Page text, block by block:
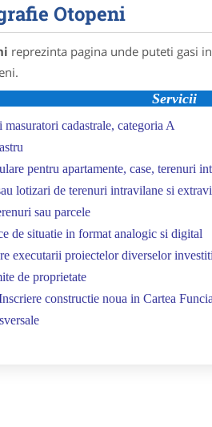
Otopeni
reprezinta pagina unde puteti gasi
Servicii
cadastrale, categoria A
pentru apartamente, case, terenuri
lotizari de terenuri intravilane si
sau parcele
de situatie in format analogic si digital
executarii proiectelor diverselor
de proprietate
constructie noua in Cartea